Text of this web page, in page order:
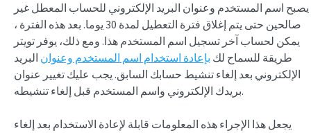
يصبح اسم المستخدم وعنوان البريد الإلكتروني للحساب المعطل غير
صالحين حتى يتم إغلاق فترة التعطيل لمدة 30 يوما. بعد هذه الفترة ،
يمكن لحساب آخر تسجيل اسم المستخدم هذا. ومع ذلك، يوفر تويتر
طريقة للسماح لك بإعادة استخدام اسم المستخدم وعنوان البريد
الإلكتروني بعد إلغاء تنشيط حسابك السابق. يجب عليك تغيير عنوان
بريدك الإلكتروني واسم المستخدم قبل إلغاء تنشيطه.
يجعل هذا الإجراء هذه المعلومات قابلة لإعادة الاستخدام بعد إلغاء